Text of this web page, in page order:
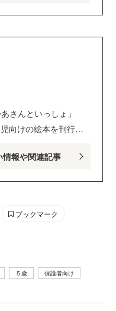
さんといっしょ」
向けの絵本を刊行し
に、おもしろくて役
情報や関連記事
ブックマーク
５歳 保護者向け